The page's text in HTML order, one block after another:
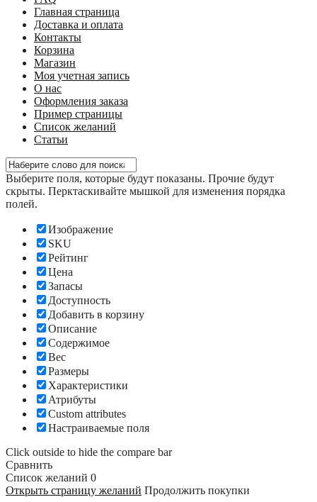
Главная страница
Доставка и оплата
Контакты
Корзина
Магазин
Моя учетная запись
О нас
Оформления заказа
Пример страницы
Список желаний
Статьи
Выберите поля, которые будут показаны. Прочие будут
скрыты. Перктаскивайте мышкой для изменения порядка
полей.
Изображение
SKU
Рейтинг
Цена
Запасы
Доступность
Добавить в корзину
Описание
Содержимое
Вес
Размеры
Характеристики
Атрибуты
Custom attributes
Настраиваемые поля
Click outside to hide the compare bar
Сравнить
Список желаний 0
Открыть страницу желаний Продолжить покупки